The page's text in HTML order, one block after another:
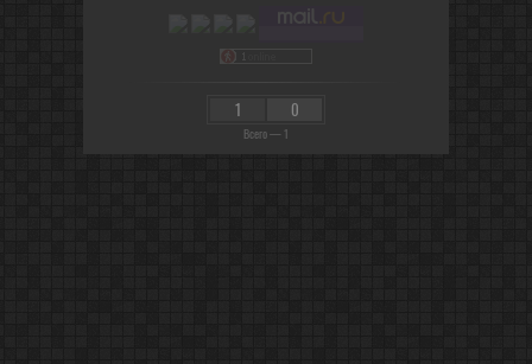
1 0
Всего — 1